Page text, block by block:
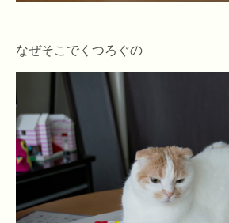
なぜそこでくつろぐの